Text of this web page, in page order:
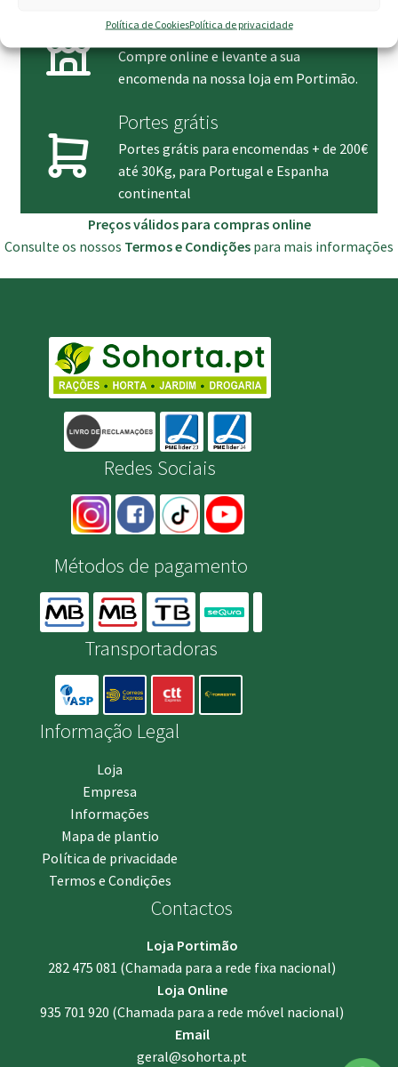
Política de CookiesPolítica de privacidade
Levantamento em loja
Compre online e levante a sua
encomenda na nossa loja em Portimão.
Portes grátis
Portes grátis para encomendas + de 200€
até 30Kg, para Portugal e Espanha
continental
Preços válidos para compras online
Consulte os nossos Termos e Condições para mais informações
Redes Sociais
Métodos de pagamento
Transportadoras
Informação Legal
Loja
Empresa
Informações
Mapa de plantio
Política de privacidade
Termos e Condições
Contactos
Loja Portimão
282 475 081 (Chamada para a rede fixa nacional)
Loja Online
935 701 920 (Chamada para a rede móvel nacional)
Email
geral@sohorta.pt